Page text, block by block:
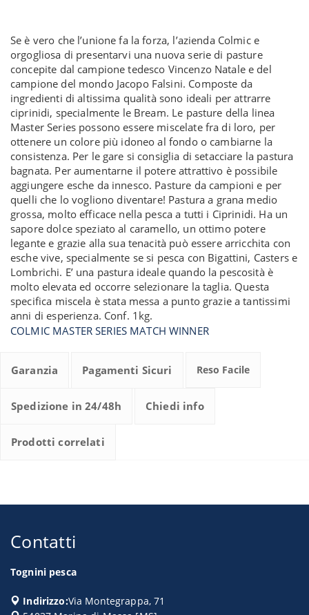
Se è vero che l’unione fa la forza, l’azienda Colmic e
orgogliosa di presentarvi una nuova serie di pasture
concepite dal campione tedesco Vincenzo Natale e del
campione del mondo Jacopo Falsini. Composte da
ingredienti di altissima qualità sono ideali per attrarre
ciprinidi, specialmente le Bream. Le pasture della linea
Master Series possono essere miscelate fra di loro, per
ottenere un colore più idoneo al fondo o cambiarne la
consistenza. Per le gare si consiglia di setacciare la pastura
bagnata. Per aumentarne il potere attrattivo è possibile
aggiungere esche da innesco. Pasture da campioni e per
quelli che lo vogliono diventare! Pastura a grana medio
grossa, molto efficace nella pesca a tutti i Ciprinidi. Ha un
sapore dolce speziato al caramello, un ottimo potere
legante e grazie alla sua tenacità può essere arricchita con
esche vive, specialmente se si pesca con Bigattini, Casters e
Lombrichi. E’ una pastura ideale quando la pescosità è
molto elevata ed occorre selezionare la taglia. Questa
specifica miscela è stata messa a punto grazie a tantissimi
anni di esperienza. Conf. 1kg.
COLMIC MASTER SERIES MATCH WINNER
Garanzia Pagamenti Sicuri Reso Facile
Spedizione in 24/48h Chiedi info
Prodotti correlati
Contatti
Tognini pesca
Indirizzo:Via Montegrappa, 71